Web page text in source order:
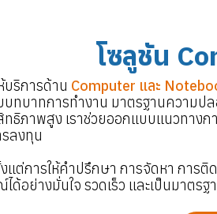
โซลูชัน
บริการด้าน Computer และ
ทบาทการทำงาน มาตรฐานความปล
ทธิภาพสูง เราช่วยออกแบบแนวทาง
ลงทุน
แต่การให้คำปรึกษา การจัดหา การ
ด้อย่างมั่นใจ รวดเร็ว และเป็นมาตร